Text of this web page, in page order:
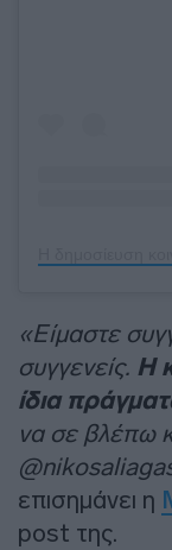
«Είμαστε
συγγενείς. Η
ίδια
να σε βλέπω
επισημάνει η
post της.